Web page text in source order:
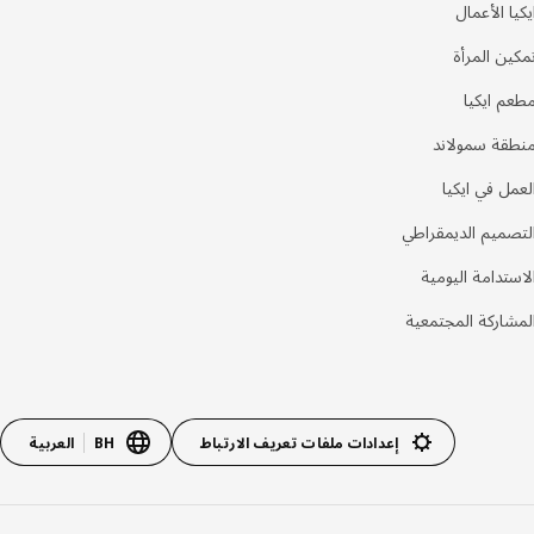
ايكيا الأعمال
المرأة
مطعم ايكيا
منطقة سمولاند
العمل في ايكيا
التصميم الديمقراطي
الاستدامة اليومية
المشاركة المجتمعية
إعدادات ملفات تعريف الارتباط BH العربية